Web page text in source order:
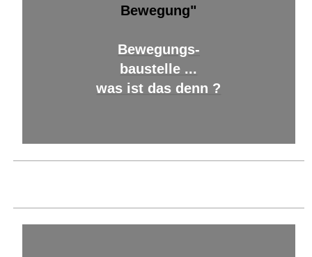
Bewegung"
Bewegungs-
baustelle ...
was ist das denn ?